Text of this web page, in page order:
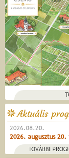
Aktuális
2026.08.20.
2026. augusztus 20.
TOVÁBBI